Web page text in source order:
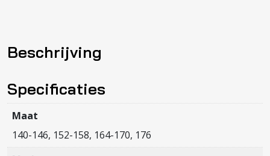
White
Beschrijving
Specificaties
Maat
140-146, 152-158, 164-170, 176